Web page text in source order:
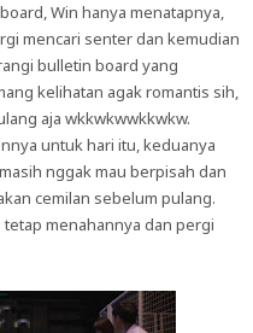
Win hanya menatapnya,
mencari senter dan kemudian
bulletin board yang
kelihatan agak romantis sih,
aja wkkwkwwkkwkw.
untuk hari itu, keduanya
nggak mau berpisah dan
cemilan sebelum pulang.
tetap menahannya dan pergi